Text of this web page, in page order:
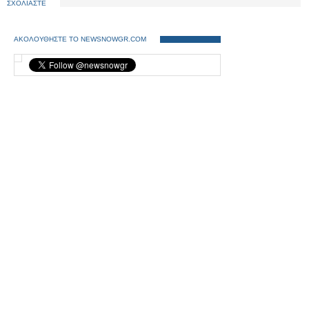
ΣΧΟΛΙΑΣΤΕ
ΑΚΟΛΟΥΘΗΣΤΕ ΤΟ NEWSNOWGR.COM